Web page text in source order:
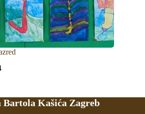
Bartola Kašića Zagreb